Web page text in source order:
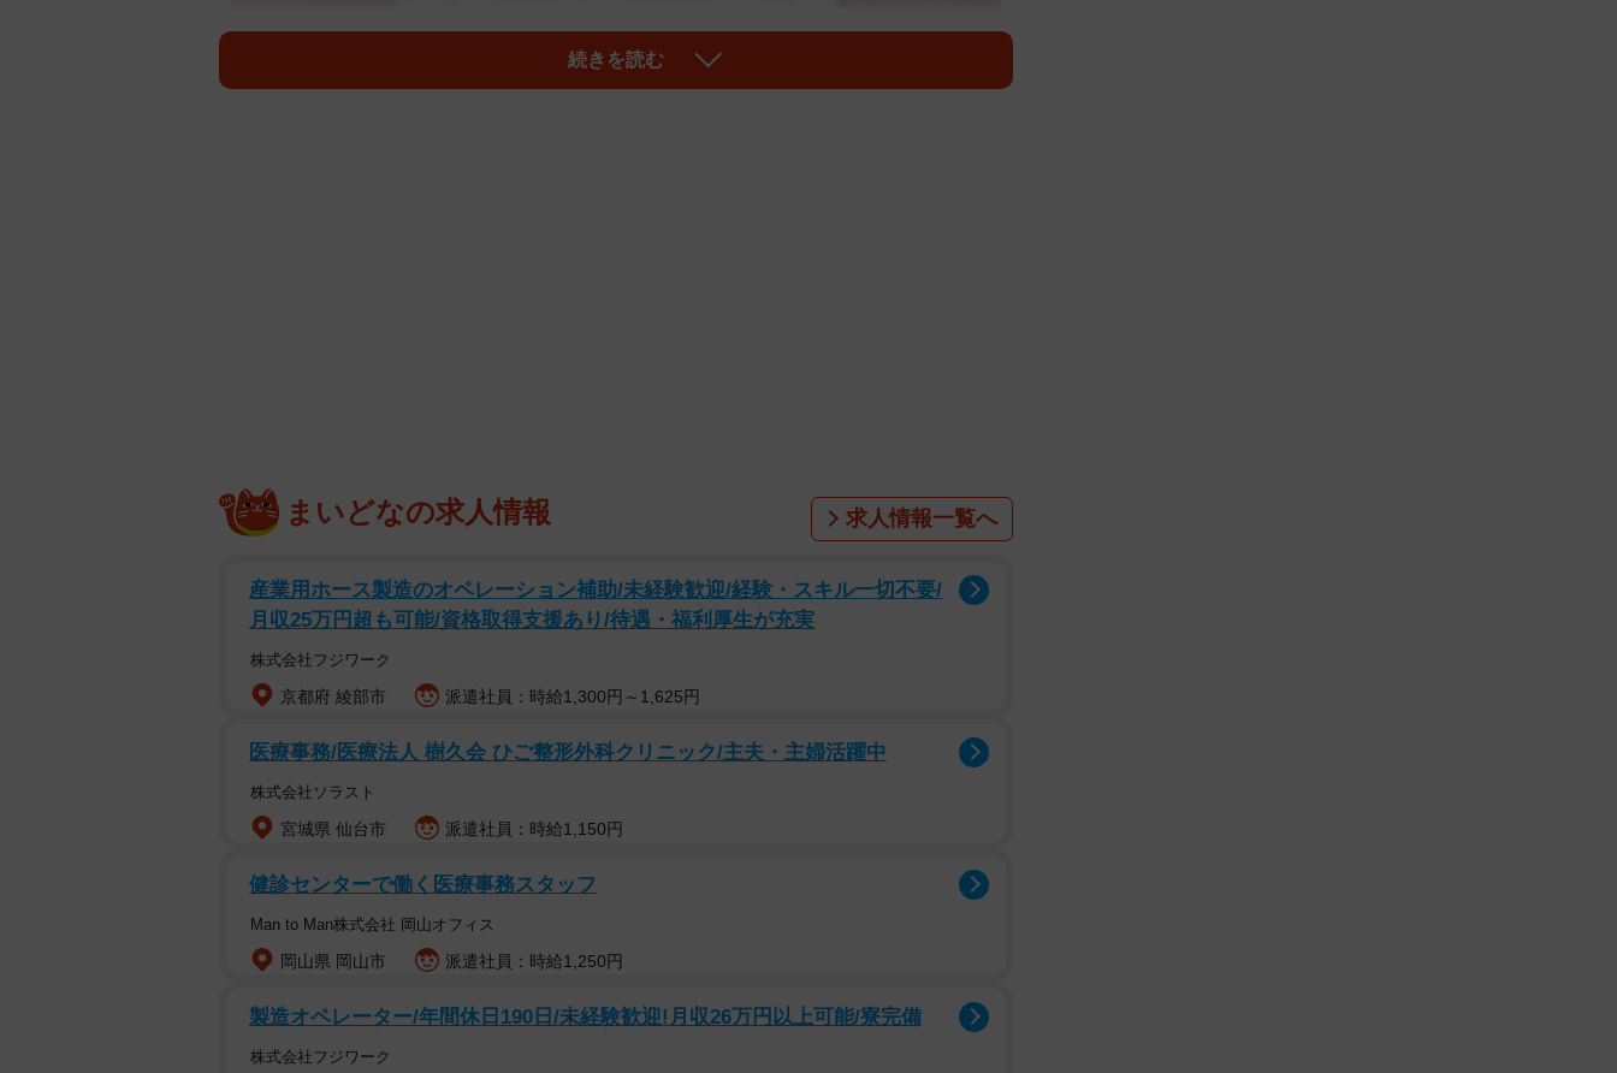
省によると、実は海洋漂着ごみ（プラスチック類のみ）のうちポリ袋（レジ袋）が占める割
合は重量、容積、個数のいずれも0.6%以下（2016年度）に過ぎず、そもそも規制の効果自
ないでしょう。面倒だと感じるあまり、Tシャツにエコバッグを縫いつけて、持ち歩く手間
を省こうとするとんでもない猛者まで現れる始末です。
続きを読む
まいどなの求人情報 求人情報一覧へ
産業用ホース製造のオペレーション補助/未経験歓迎/経験・スキル一切不要/
月収25万円超も可能/資格取得支援あり/待遇・福利厚生が充実
株式会社フジワーク
京都府 綾部市 派遣社員：時給1,300円～1,625円
医療事務/医療法人 樹久会 ひご整形外科クリニック/主夫・主婦活躍中
株式会社ソラスト
宮城県 仙台市 派遣社員：時給1,150円
健診センターで働く医療事務スタッフ
Man to Man株式会社 岡山オフィス
岡山県 岡山市 派遣社員：時給1,250円
製造オペレーター/年間休日190日/未経験歓迎!月収26万円以上可能/寮完備
株式会社フジワーク